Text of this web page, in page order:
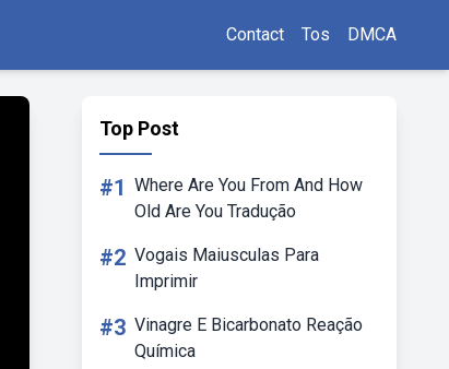
Contact Tos DMCA
Top Post
#1 Where Are You From And How
Old Are You Tradução
#2 Vogais Maiusculas Para
Imprimir
#3 Vinagre E Bicarbonato Reação
Química